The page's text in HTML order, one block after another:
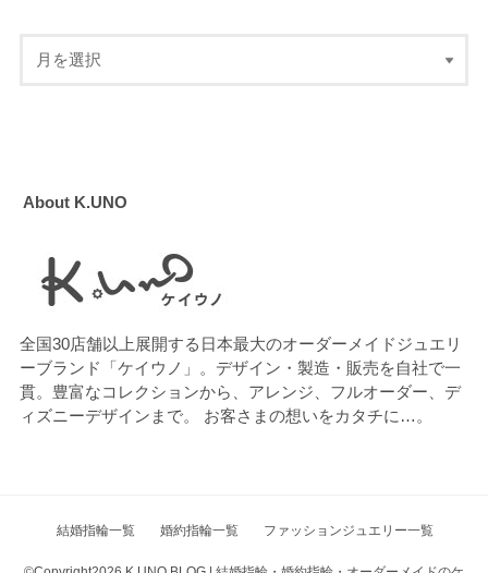
About K.UNO
全国30店舗以上展開する日本最大のオーダーメイドジュエリ
ーブランド「ケイウノ」。デザイン・製造・販売を自社で一
貫。豊富なコレクションから、アレンジ、フルオーダー、デ
ィズニーデザインまで。 お客さまの想いをカタチに…。
結婚指輪一覧 婚約指輪一覧 ファッションジュエリー一覧